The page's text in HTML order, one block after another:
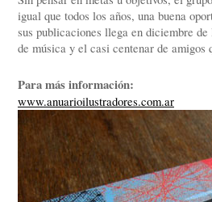
igual que todos los años, una buena
sus publicaciones llega en diciembre
de música y el casi centenar de amigos
Para más información:
www.anuarioilustradores.com.ar